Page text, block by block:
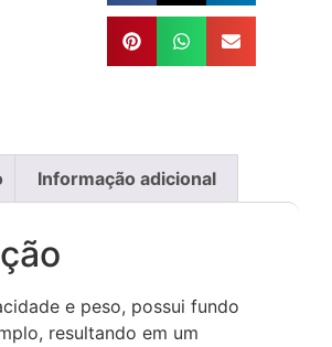
Informação adicional
e peso, possui fundo
resultando em um